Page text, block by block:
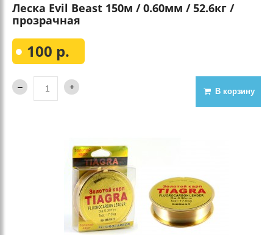
Леска Evil Beast 150м / 0.60мм / 52.6кг /
прозрачная
100 р.
В корзину